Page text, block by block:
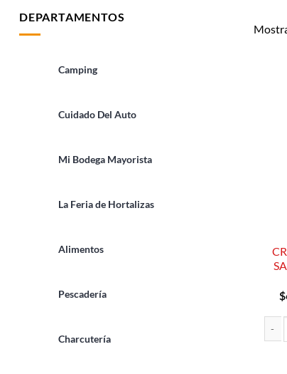
DEPARTAMENTOS
Camping
Cuidado Del Auto
Mi Bodega Mayorista
La Feria de Hortalizas
Alimentos
Pescadería
Charcutería
$